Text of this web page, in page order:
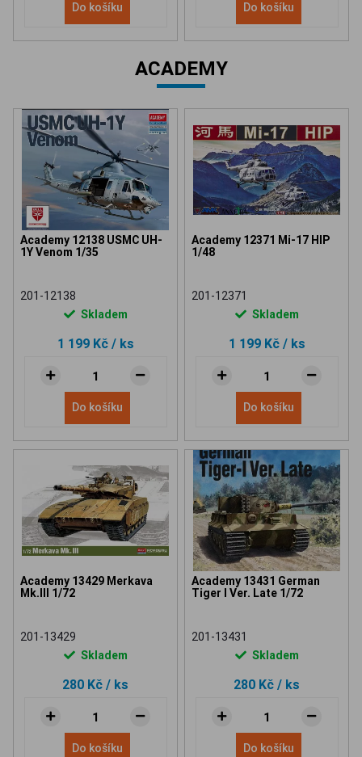
Do košíku Do košíku
ACADEMY
Academy 12138 USMC UH-
1Y Venom 1/35
201-12138
Skladem
1 199 Kč / ks
Do košíku
Academy 12371 Mi-17 HIP
1/48
201-12371
Skladem
1 199 Kč / ks
Do košíku
Academy 13429 Merkava
Mk.III 1/72
201-13429
Skladem
280 Kč / ks
Do košíku
Academy 13431 German
Tiger I Ver. Late 1/72
201-13431
Skladem
280 Kč / ks
Do košíku